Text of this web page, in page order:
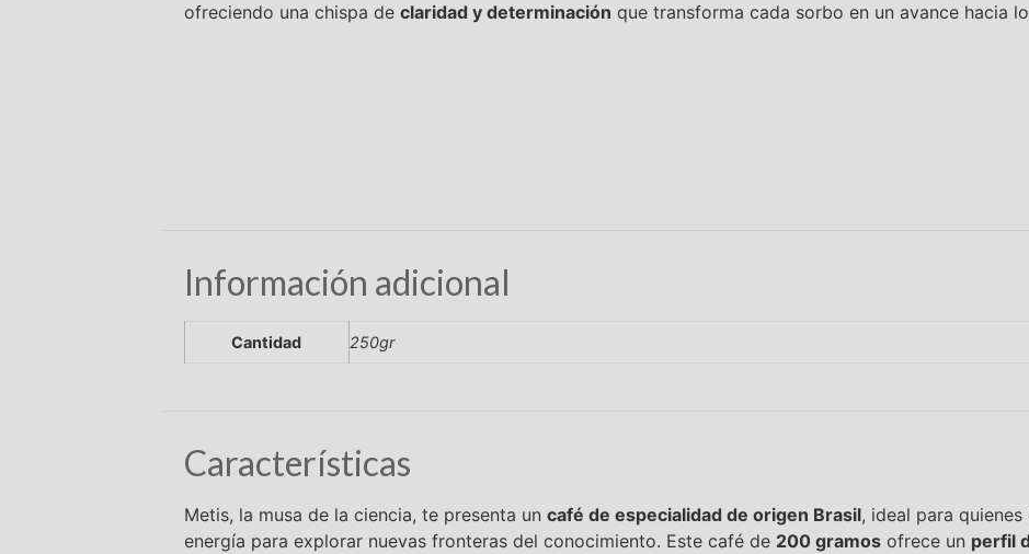
ofreciendo una chispa de claridad y determinación que transforma cada sorbo en un avance hacia
Información adicional
Cantidad 250gr
Características
Metis, la musa de la ciencia, te presenta un café de especialidad de origen Brasil, ideal para
energía para explorar nuevas fronteras del conocimiento. Este café de 200 gramosofrece un perfil